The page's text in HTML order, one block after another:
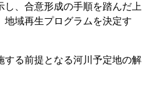
し、合意形成の手順を踏んだ上
地域再生プログラムを決定す
る前提となる河川予定地の解